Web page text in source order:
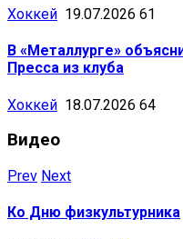
Хоккей 19.07.2026 61
В «Металлурге»
Пресса из клуба
Хоккей 18.07.2026 64
Видео
Prev Next
Ко Дню физкультурника